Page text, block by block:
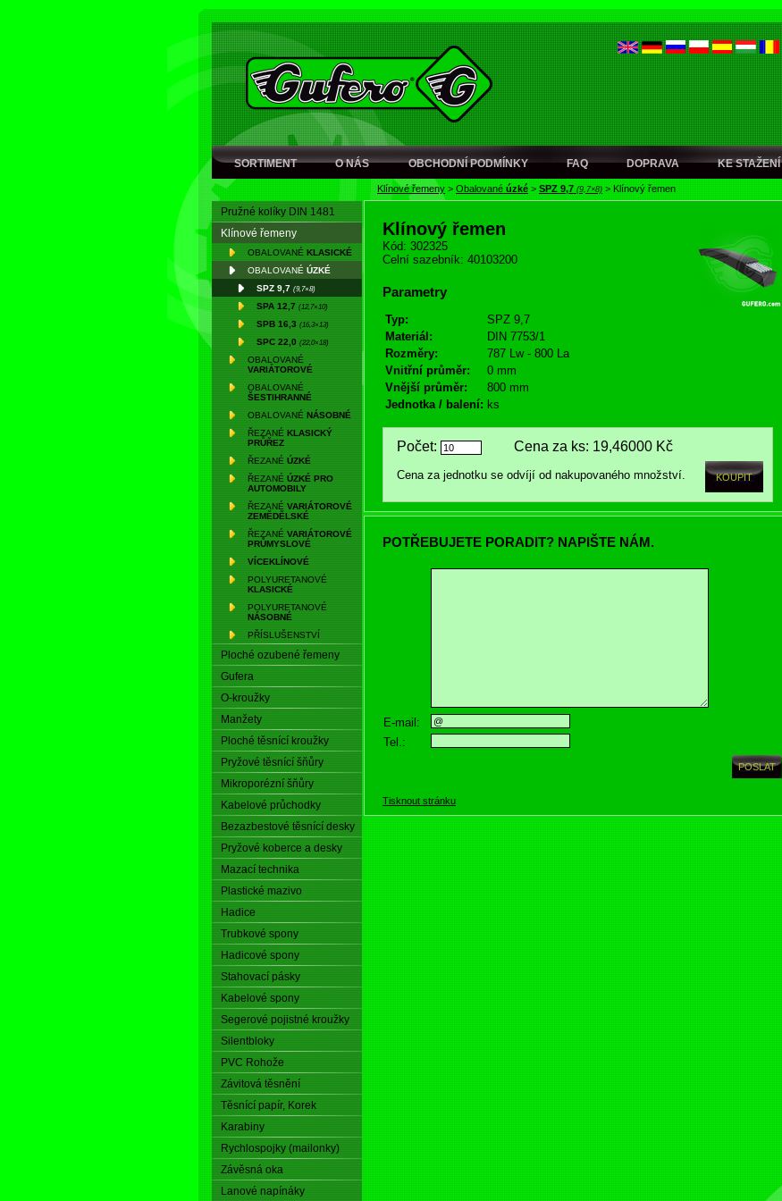
SORTIMENT O NÁS OBCHODNÍ PODMÍNKY FAQ DOPRAVA KE STAŽENÍ
Klínové řemeny > Obalované úzké > SPZ 9,7 (9,7×8) > Klínový řemen
Pružné kolíky DIN 1481
Klínové řemeny
OBALOVANÉ KLASICKÉ
OBALOVANÉ ÚZKÉ
SPZ 9,7 (9,7×8)
SPA 12,7 (12,7×10)
SPB 16,3 (16,3×13)
SPC 22,0 (22,0×18)
OBALOVANÉ
VARIÁTOROVÉ
OBALOVANÉ
ŠESTIHRANNÉ
OBALOVANÉ NÁSOBNÉ
ŘEZANÉ KLASICKÝ
PRŮŘEZ
ŘEZANÉ ÚZKÉ
ŘEZANÉ ÚZKÉ PRO
AUTOMOBILY
ŘEZANÉ VARIÁTOROVÉ
ZEMĚDĚLSKÉ
ŘEZANÉ VARIÁTOROVÉ
PRŮMYSLOVÉ
VÍCEKLÍNOVÉ
POLYURETANOVÉ
KLASICKÉ
POLYURETANOVÉ
NÁSOBNÉ
PŘÍSLUŠENSTVÍ
Ploché ozubené řemeny
Gufera
O-kroužky
Manžety
Ploché těsnící kroužky
Pryžové těsnící šňůry
Mikroporézní šňůry
Kabelové průchodky
Bezazbestové těsnící desky
Pryžové koberce a desky
Mazací technika
Plastické mazivo
Hadice
Trubkové spony
Hadicové spony
Stahovací pásky
Kabelové spony
Segerové pojistné kroužky
Silentbloky
PVC Rohože
Závitová těsnění
Těsnící papír, Korek
Karabiny
Rychlospojky (mailonky)
Závěsná oka
Lanové napínáky
Klínový řemen
Kód: 302325
Celní sazebník: 40103200
Parametry
Typ:
SPZ 9,7
Materiál:
DIN 7753/1
Rozměry:
787 Lw - 800 La
Vnitřní průměr:
0 mm
Vnější průměr:
800 mm
Jednotka / balení: ks
Počet: Cena za ks: 19,46000 Kč
Cena za jednotku se odvíjí od nakupovaného množství.
POTŘEBUJETE PORADIT? NAPIŠTE NÁM.
E-mail:
Tel.:
Tisknout stránku